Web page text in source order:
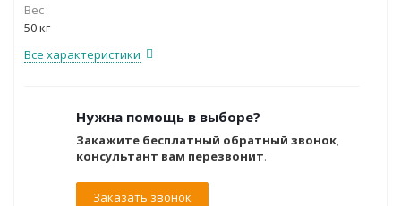
Вес
50 кг
Все характеристики
Нужна помощь в выборе?
Закажите бесплатный обратный звонок,
консультант вам перезвонит.
Заказать звонок